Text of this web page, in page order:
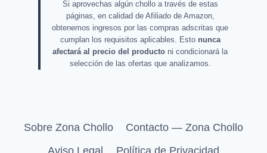
Si aprovechas algún chollo a través de estas
páginas, en calidad de Afiliado de Amazon,
obtenemos ingresos por las compras adscritas que
cumplan los requisitos aplicables. Esto nunca
afectará al precio del producto ni condicionará la
selección de las ofertas que analizamos.
Sobre Zona Chollo
Contacto — Zona Chollo